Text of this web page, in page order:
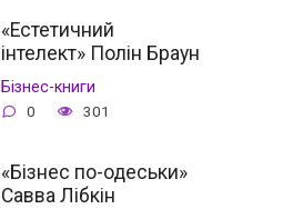
«Естетичний
інтелект» Полін Браун
Бізнес-книги
0 301
«Бізнес по-одеськи»
Савва Лібкін